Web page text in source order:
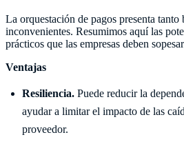
La orquestación de pagos presenta
inconvenientes. Resumimos aquí las
prácticos que las empresas deben
Ventajas
Resiliencia. Puede reducir la
ayudar a limitar el impacto de las
proveedor.